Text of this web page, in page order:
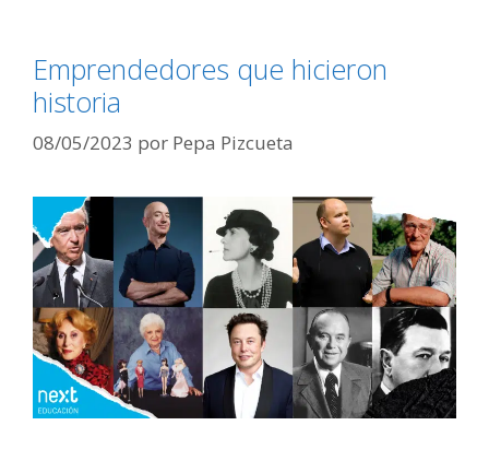
Emprendedores que hicieron
historia
08/05/2023 por Pepa Pizcueta